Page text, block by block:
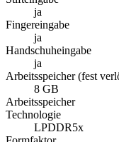
ja
Fingereingabe
ja
Handschuheingabe
ja
Arbeitsspeicher (fest
8 GB
Arbeitsspeicher
Technologie
LPDDR5x